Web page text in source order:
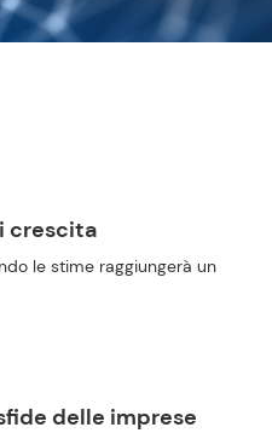
crescita
le stime raggiungerà un
delle imprese